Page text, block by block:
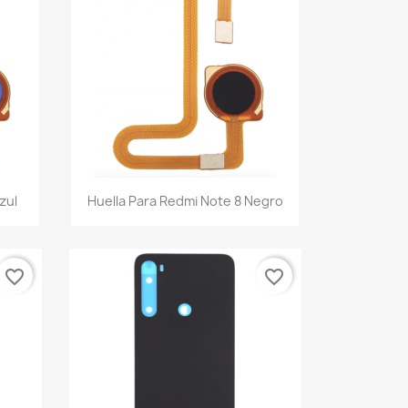
Vista rápida
Huella Para Redmi Note 8 Negro
favorite_border favorite_border